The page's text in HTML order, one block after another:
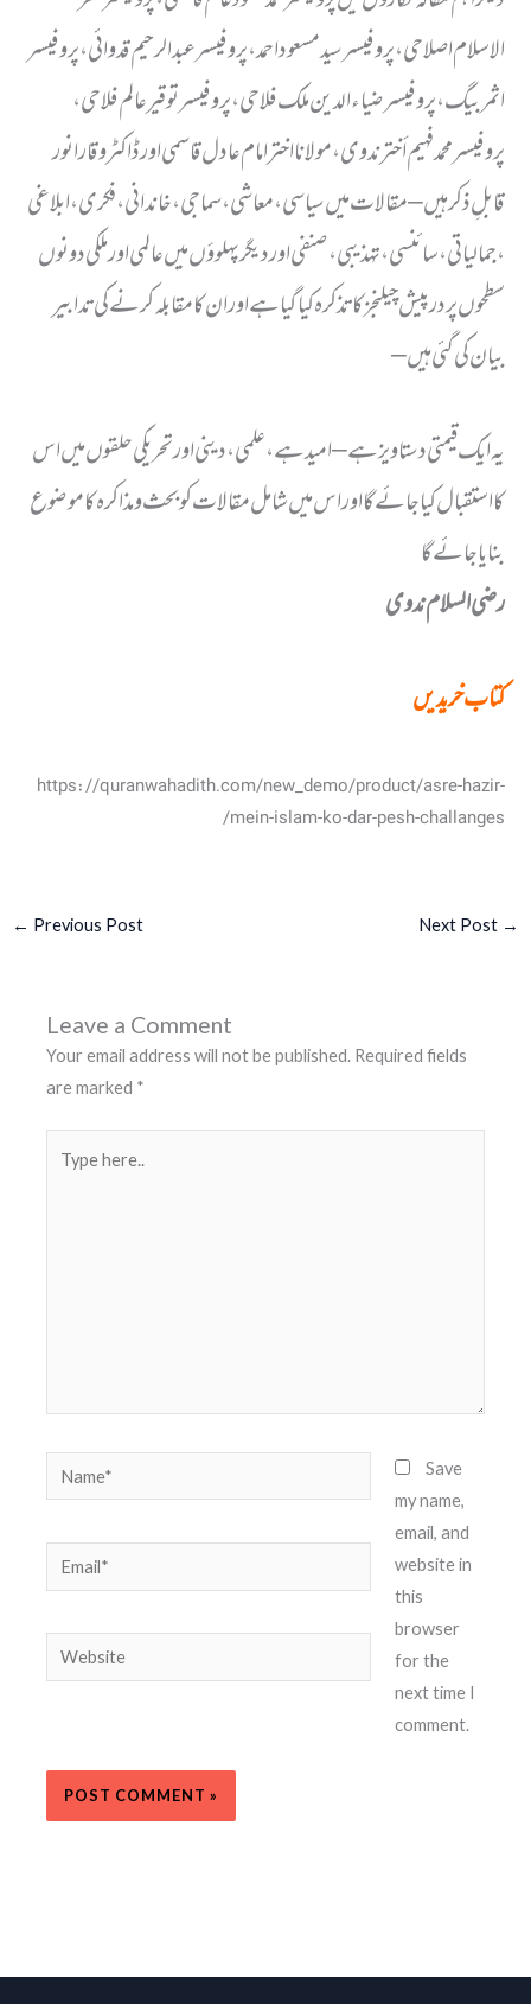
الاسلام اصلاحی ، پروفیسر سید مسعود احمد ، پروفیسر عبد الرحیم قدوائی ، پروفیسر
اثمر بیگ ، پروفیسر ضیاء الدین ملک فلاحی ، پروفیسر توقیر عالم فلاحی ،
پروفیسر محمد فہیم أختر ندوی ، مولانا اختر امام عادل قاسمی اور ڈاکٹر وقار انور
قابلِ ذکر ہیں – مقالات میں سیاسی ، معاشی ، سماجی ، خاندانی ، فکری ، ابلاغی
، جمالیاتی ، سائنسی ، تہذیبی ، صنفی اور دیگر پہلوؤں میں عالمی اور ملکی دونوں
سطحوں پر درپیش چیلنجز کا تذکرہ کیا گیا ہے اور ان کا مقابلہ کرنے کی تدابیر
بیان کی گئی ہیں –
یہ ایک قیمتی دستاویز ہے – امید ہے ، علمی ، دینی اور تحریکی حلقوں میں اس
کا استقبال کیا جائے گا اور اس میں شامل مقالات کو بحث و مذاکرہ کا موضوع
بنایا جائے گا
رضی السلام ندوی
کتاب خریدیں
https://quranwahadith.com/new_demo/product/asre-hazir-
mein-islam-ko-dar-pesh-challanges/
← Previous Post Next Post →
Leave a Comment
Your email address will not be published. Required fields
are marked *
here..
Name*
Email*
Website
Save
my name,
email, and
website in
this
browser
for the
next time I
comment.